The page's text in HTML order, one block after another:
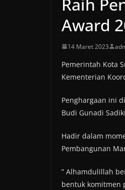
Award
14 Maret 2023
Pemerintah Kota
Kementerian
Penghargaan ini
Budi Gunadi
Hadir dalam
Pembangunan
” Alhamdulillah
bentuk komitmen